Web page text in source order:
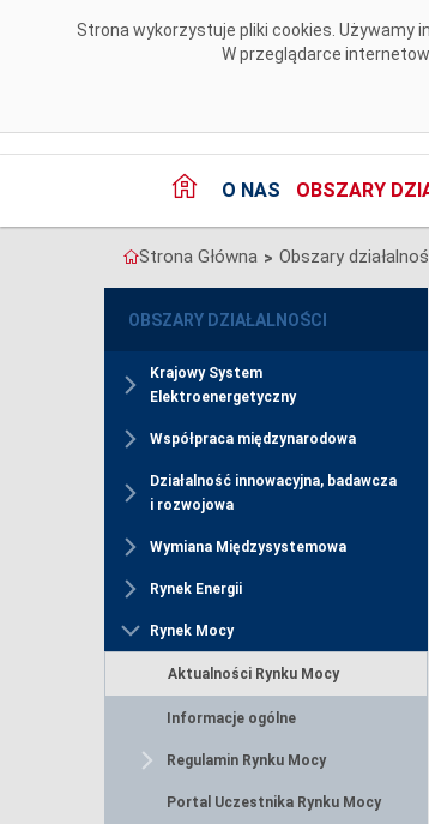
Strona wykorzystuje pliki cookies.
W przeglądarce
O NAS OBSZARY
Strona Główna > Obszary
OBSZARY DZIAŁALNOŚCI
Krajowy System
Elektroenergetyczny
Współpraca międzynarodowa
Działalność innowacyjna, badawcza
i rozwojowa
Wymiana Międzysystemowa
Rynek Energii
Rynek Mocy
Aktualności Rynku Mocy
Informacje ogólne
Regulamin Rynku Mocy
Portal Uczestnika Rynku Mocy